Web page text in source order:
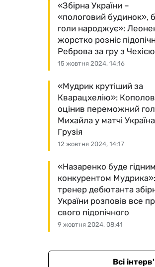
15 жовтня 2024, 14:16
«Збірна України –
«пологовий будинок»,
голи народжує»:
жорстко розніс
Реброва за гру з Чехією
12 жовтня 2024, 14:17
«Мудрик крутіший за
Кварацхелію»:
оцінив переможний гол
Михайла у матчі
Грузія
9 жовтня 2024, 08:41
«Назаренко буде гідним
конкурентом Мудрика»:
тренер дебютанта
України розповів все
свого підопічного
Всі